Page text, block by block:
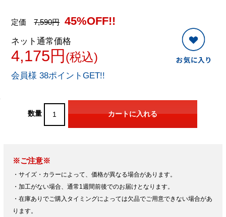
定価7,590円 45%OFF!!
ネット通常価格
4,175円 (税込)
会員様 38ポイントGET!!
数量
※ご注意※
・サイズ・カラーによって、価格が異なる場合があります。
・加工がない場合、通常1週間前後でのお届けとなります。
・在庫ありでご購入タイミングによっては欠品でご用意できない場合があ
ります。